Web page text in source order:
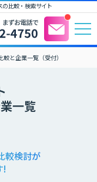
の比較・検索サイト
と企業一覧（受付）
一覧
較検討が
!